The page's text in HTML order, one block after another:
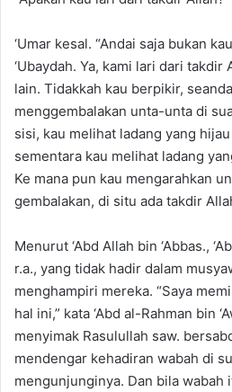
‘Umar kesal. “Andai saja bukan
‘Ubaydah. Ya, kami lari dari
lain. Tidakkah kau berpikir,
menggembalakan unta-unta di
sisi, kau melihat ladang yang
sementara kau melihat ladang
Ke mana pun kau mengarahkan
gembalakan, di situ ada takdir
Menurut ‘Abd Allah bin ‘Abbas.,
r.a., yang tidak hadir dalam
menghampiri mereka. “Saya
hal ini,” kata ‘Abd al-Rahman bin
menyimak Rasulullah saw.
mendengar kehadiran wabah di
mengunjunginya. Dan bila wabah